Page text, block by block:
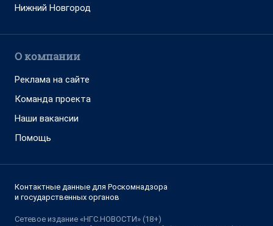
Нижний Новгород
О компании
Реклама на сайте
Команда проекта
Наши вакансии
Помощь
Контактные данные для Роскомнадзора
и государственных органов
Сетевое издание «НГС.НОВОСТИ» (18+)